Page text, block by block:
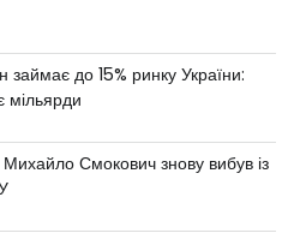
займає до 15% ринку України:
мільярди
Смокович знову вибув із